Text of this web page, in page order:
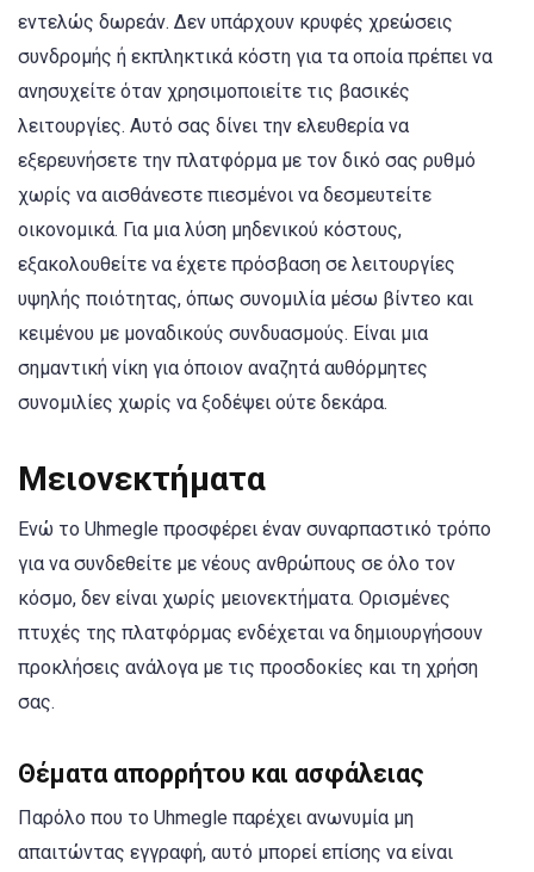
εντελώς δωρεάν. Δεν υπάρχουν κρυφές χρεώσεις
συνδρομής ή εκπληκτικά κόστη για τα οποία πρέπει να
ανησυχείτε όταν χρησιμοποιείτε τις βασικές
λειτουργίες. Αυτό σας δίνει την ελευθερία να
εξερευνήσετε την πλατφόρμα με τον δικό σας ρυθμό
χωρίς να αισθάνεστε πιεσμένοι να δεσμευτείτε
οικονομικά. Για μια λύση μηδενικού κόστους,
εξακολουθείτε να έχετε πρόσβαση σε λειτουργίες
υψηλής ποιότητας, όπως συνομιλία μέσω βίντεο και
κειμένου με μοναδικούς συνδυασμούς. Είναι μια
σημαντική νίκη για όποιον αναζητά αυθόρμητες
συνομιλίες χωρίς να ξοδέψει ούτε δεκάρα.
Μειονεκτήματα
Ενώ το Uhmegle προσφέρει έναν συναρπαστικό τρόπο
για να συνδεθείτε με νέους ανθρώπους σε όλο τον
κόσμο, δεν είναι χωρίς μειονεκτήματα. Ορισμένες
πτυχές της πλατφόρμας ενδέχεται να δημιουργήσουν
προκλήσεις ανάλογα με τις προσδοκίες και τη χρήση
σας.
Θέματα απορρήτου και ασφάλειας
Παρόλο που το Uhmegle παρέχει ανωνυμία μη
απαιτώντας εγγραφή, αυτό μπορεί επίσης να είναι